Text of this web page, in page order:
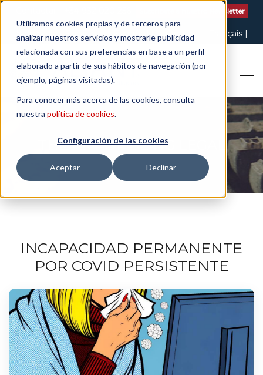
Utilizamos cookies propias y de terceros para
analizar nuestros servicios y mostrarle publicidad
relacionada con sus preferencias en base a un perfil
elaborado a partir de sus hábitos de navegación (por
ejemplo, páginas visitadas).
Para conocer más acerca de las cookies, consulta
nuestra política de cookies.
Configuración de las cookies
Aceptar Declinar
Suscribete a nuestro Newsletter
Español Català
English Français
Italiano
THE ART OF BEING LEGAL
INCAPACIDAD PERMANENTE
POR COVID PERSISTENTE